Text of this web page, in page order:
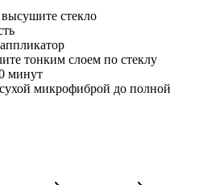
стекло
тонким слоем по стеклу
минут
микрофиброй до полной